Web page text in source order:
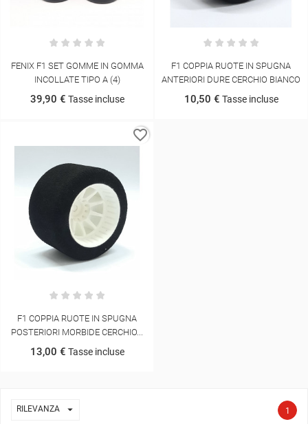
FENIX F1 SET GOMME IN GOMMA
INCOLLATE TIPO A (4)
39,90 € Tasse incluse
F1 COPPIA RUOTE IN SPUGNA
ANTERIORI DURE CERCHIO BIANCO
10,50 € Tasse incluse
F1 COPPIA RUOTE IN SPUGNA
POSTERIORI MORBIDE CERCHIO...
13,00 € Tasse incluse
favorite_border
RILEVANZA  1